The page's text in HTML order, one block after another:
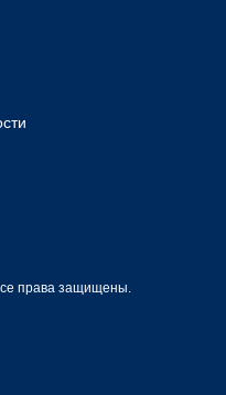
права защищены.